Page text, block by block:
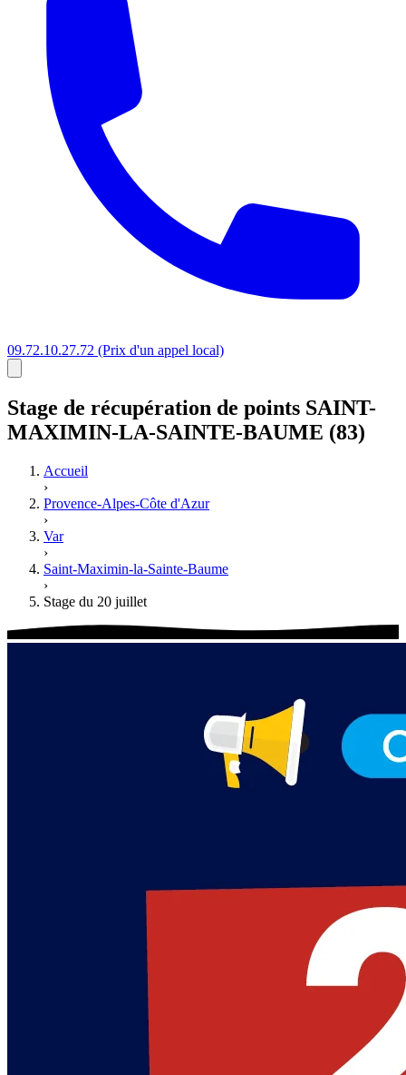
09.72.10.27.72 (Prix d'un appel local)
Stage de récupération de points SAINT-
MAXIMIN-LA-SAINTE-BAUME (83)
Accueil
›
Provence-Alpes-Côte d'Azur
›
Var
›
Saint-Maximin-la-Sainte-Baume
›
Stage du 20 juillet